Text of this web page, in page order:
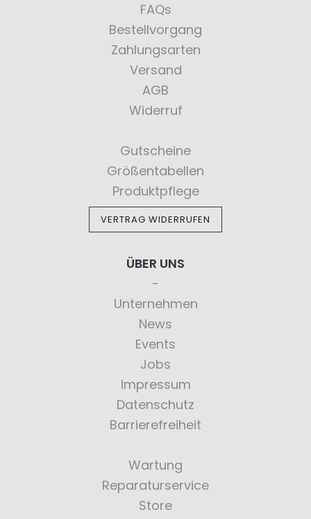
FAQs
Bestellvorgang
Zahlungsarten
Versand
AGB
Widerruf
Gutscheine
Größentabellen
Produktpflege
VERTRAG WIDERRUFEN
ÜBER UNS
Unternehmen
News
Events
Jobs
Impressum
Datenschutz
Barrierefreiheit
Wartung
Reparaturservice
Store